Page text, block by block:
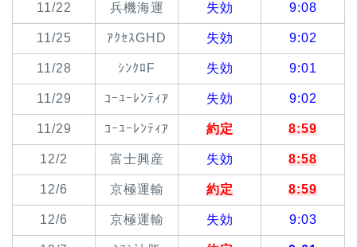
11/22 兵機海運 失効 9:08
11/25 ｱｸｾｽGHD 失効 9:02
11/28 ｼﾝｸﾛF 失効 9:01
11/29 ｺｰﾕｰﾚﾝﾃｨｱ 失効 9:02
11/29 ｺｰﾕｰﾚﾝﾃｨｱ 約定 8:59
12/2 富士興産 失効 8:58
12/6 京極運輸 約定 8:59
12/6 京極運輸 失効 9:03